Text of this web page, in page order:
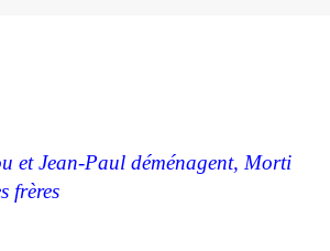
et Jean-Paul déménagent, Morti
frères